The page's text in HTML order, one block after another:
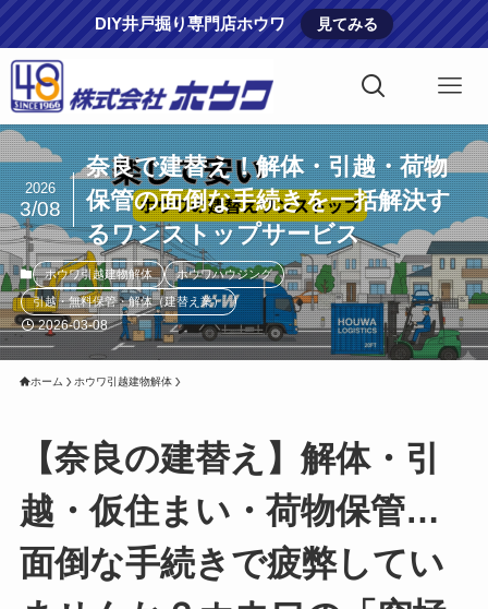
DIY井戸掘り専門店ホウワ 見てみる
奈良で建替え！解体・引越・荷物
保管の面倒な手続きを一括解決す
るワンストップサービス
2026
3/08
ホウワ引越建物解体 ホウワハウジング
引越・無料保管・解体（建替え業）
2026-03-08
ホーム ホウワ引越建物解体
【奈良の建替え】解体・引
越・仮住まい・荷物保管…
面倒な手続きで疲弊してい